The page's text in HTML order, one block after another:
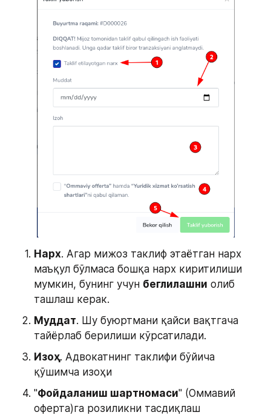
Нарх. Агар мижоз таклиф этаётган нарх
маъқул бўлмаса бошқа нарх киритилиши
мумкин, бунинг учун беглилашни олиб
ташлаш керак.
Муддат. Шу буюртмани қайси вақтгача
тайёрлаб берилиши кўрсатилади.
Изоҳ. Адвокатнинг таклифи бўйича
қўшимча изоҳи
"Фойдаланиш шартномаси" (Оммавий
оферта)га розиликни тасдиқлаш